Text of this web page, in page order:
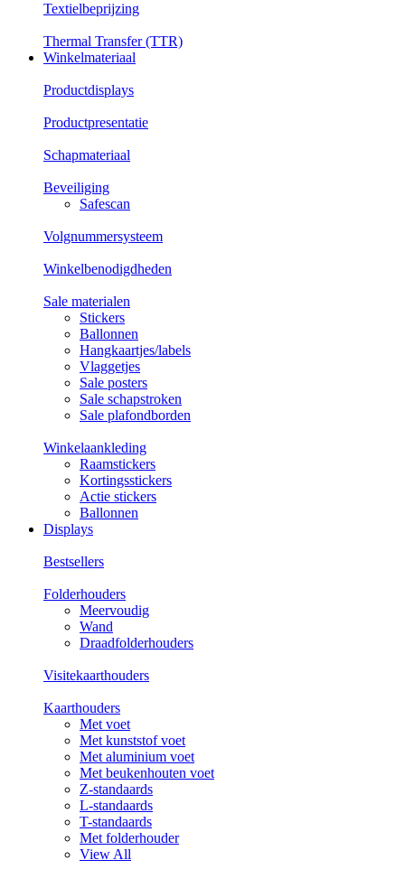
Textielbeprijzing
Thermal Transfer (TTR)
Winkelmateriaal
Productdisplays
Productpresentatie
Schapmateriaal
Beveiliging
Safescan
Volgnummersysteem
Winkelbenodigdheden
Sale materialen
Stickers
Ballonnen
Hangkaartjes/labels
Vlaggetjes
Sale posters
Sale schapstroken
Sale plafondborden
Winkelaankleding
Raamstickers
Kortingsstickers
Actie stickers
Ballonnen
Displays
Bestsellers
Folderhouders
Meervoudig
Wand
Draadfolderhouders
Visitekaarthouders
Kaarthouders
Met voet
Met kunststof voet
Met aluminium voet
Met beukenhouten voet
Z-standaards
L-standaards
T-standaards
Met folderhouder
View All